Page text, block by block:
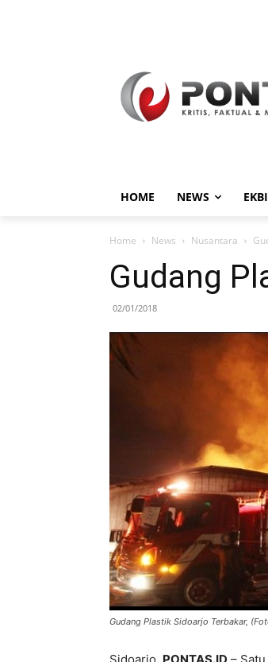
HOME NEWS
Home News Nusantara
Gudang
02/01/2018
Gudang Plastik Sidoarjo Terbakar,